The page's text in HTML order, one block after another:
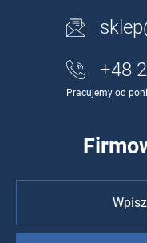
+48
Pracujemy od